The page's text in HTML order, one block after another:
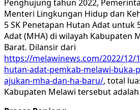
Penghujung tahun 2022,
Menteri Lingkungan Hidup dan
5 SK Penetapan Hutan Adat untuk
Adat (MHA) di wilayah Kabupaten
Barat. Dilansir dari
https://melawinews.com/2022/12/
hutan-adat-pemkab-melawi-buka-
ajukan-mha-dan-ha-baru/, total
Kabupaten Melawi tersebut